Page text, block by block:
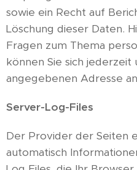
sowie ein Recht auf
Löschung dieser Daten.
Fragen zum Thema
können Sie sich
angegebenen Adresse
Server-Log-Files
Der Provider der Seiten
automatisch